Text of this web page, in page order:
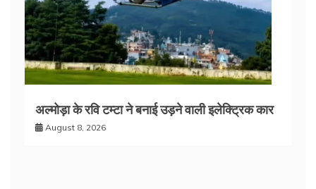
अल्मोड़ा के रवि टम्टा ने बनाई उड़ने वाली इलेक्ट्रिक कार
August 8, 2026